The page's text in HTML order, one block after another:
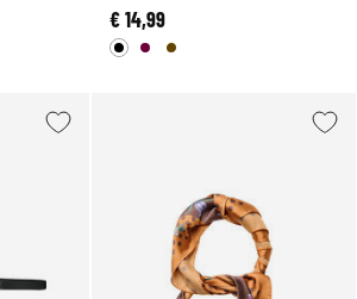
€ 14,99